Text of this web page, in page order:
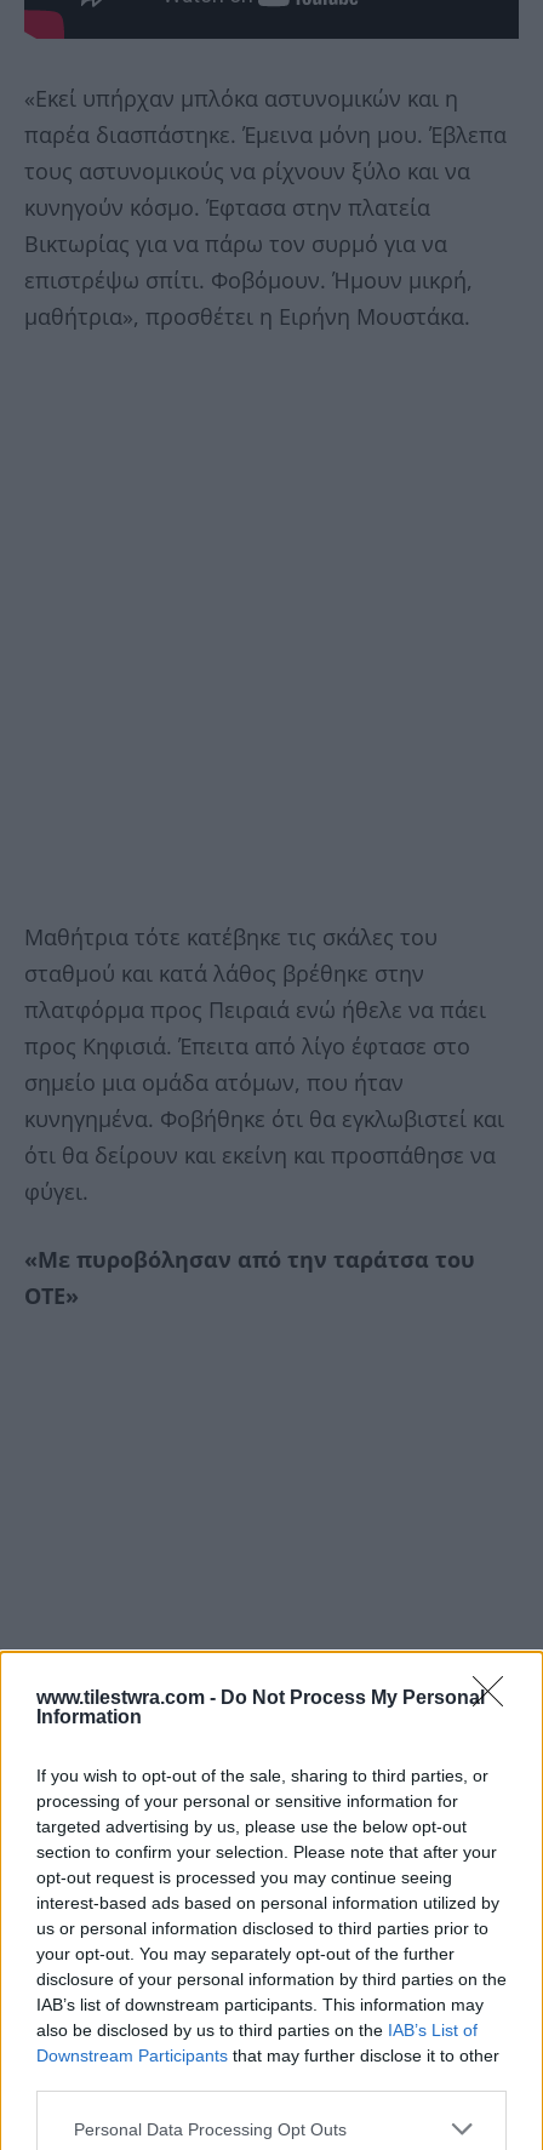
www.tilestwra.com - Do Not Process My Personal
Information
If you wish to opt-out of the sale, sharing to third parties, or
processing of your personal or sensitive information for
targeted advertising by us, please use the below opt-out
section to confirm your selection. Please note that after your
opt-out request is processed you may continue seeing
interest-based ads based on personal information utilized by
us or personal information disclosed to third parties prior to
your opt-out. You may separately opt-out of the further
disclosure of your personal information by third parties on the
IAB’s list of downstream participants. This information may
also be disclosed by us to third parties on the IAB’s List of
Downstream Participants that may further disclose it to other
Personal Data Processing Opt Outs
«Εκεί υπήρχαν μπλόκα αστυνομικών και η
παρέα διασπάστηκε. Έμεινα μόνη μου. Έβλεπα
τους αστυνομικούς να ρίχνουν ξύλο και να
κυνηγούν κόσμο. Έφτασα στην πλατεία
Βικτωρίας για να πάρω τον συρμό για να
επιστρέψω σπίτι. Φοβόμουν. Ήμουν μικρή,
μαθήτρια», προσθέτει η Ειρήνη Μουστάκα.
Μαθήτρια τότε κατέβηκε τις σκάλες του
σταθμού και κατά λάθος βρέθηκε στην
πλατφόρμα προς Πειραιά ενώ ήθελε να πάει
προς Κηφισιά. Έπειτα από λίγο έφτασε στο
σημείο μια ομάδα ατόμων, που ήταν
κυνηγημένα. Φοβήθηκε ότι θα εγκλωβιστεί και
ότι θα δείρουν και εκείνη και προσπάθησε να
φύγει.
«Με πυροβόλησαν από την ταράτσα του
ΟΤΕ»
«Εκεί άκουγα τις σφαίρες να… σφυρίζουν πάνω
από το κεφάλι μου. Σκέφτηκα όμως, ότι έπρεπε
να ειδοποιήσω τους γονείς μου και ότι κάτι
πρέπει να κάνω», σημειώνει. «Πήγα σε έναν
τηλεφωνικό θάλαμο που υπήρχε στην πλατεία
Βικτωρίας και πήρα τηλέφωνο τους γονείς μου.
Ο πατέρας μου μού είπε “μείνε εκεί που είσαι